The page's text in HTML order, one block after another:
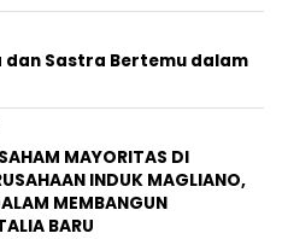
dan Sastra Bertemu dalam
MAYORITAS DI
INDUK MAGLIANO,
MEMBANGUN
BARU